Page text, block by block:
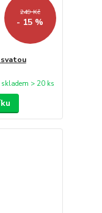
249 Kč
- 15 %
svatou
skladem > 20 ks